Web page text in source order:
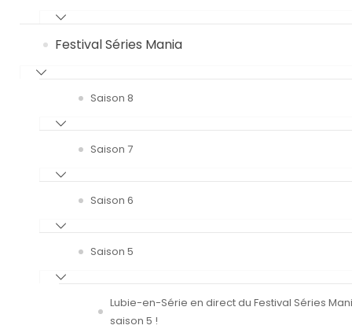
Festival Séries Mania
Saison 8
Saison 7
Saison 6
Saison 5
Lubie-en-Série en direct du Festival Séries
saison 5 !